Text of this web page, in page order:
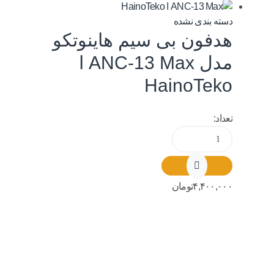
دسته بندی نشده
هدفون بی سیم هاینوتکو
HainoTeko
تعداد:
۴,۴۰۰,۰۰۰تومان